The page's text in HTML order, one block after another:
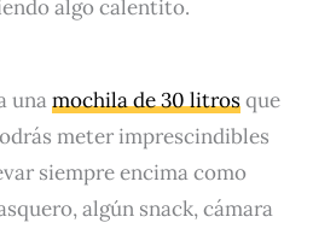
algo calentito.
unamochila de 30 litrosque
meter imprescindibles
siempre encima como
algún snack, cámara